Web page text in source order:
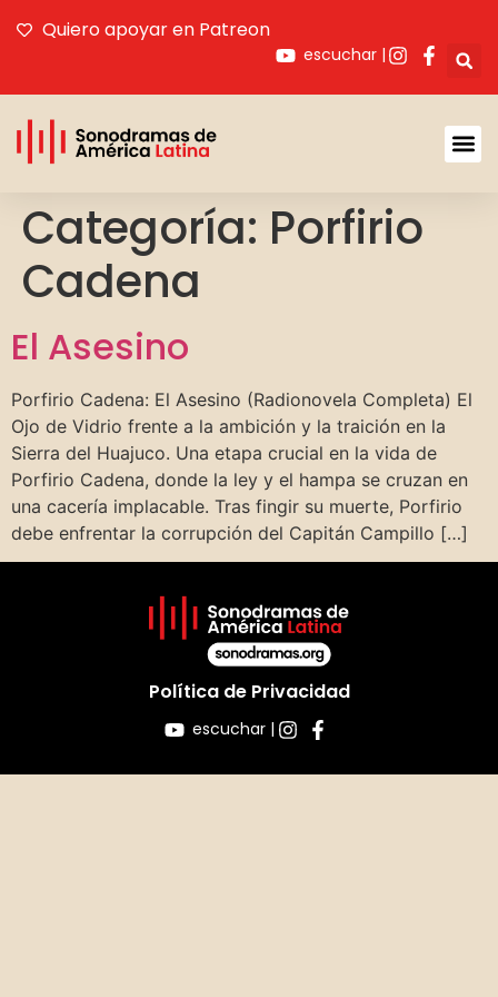
Quiero apoyar en Patreon
escuchar |
Categoría: Porfirio
Cadena
El Asesino
Porfirio Cadena: El Asesino (Radionovela Completa) El
Ojo de Vidrio frente a la ambición y la traición en la
Sierra del Huajuco. Una etapa crucial en la vida de
Porfirio Cadena, donde la ley y el hampa se cruzan en
una cacería implacable. Tras fingir su muerte, Porfirio
debe enfrentar la corrupción del Capitán Campillo […]
Política de Privacidad
escuchar |